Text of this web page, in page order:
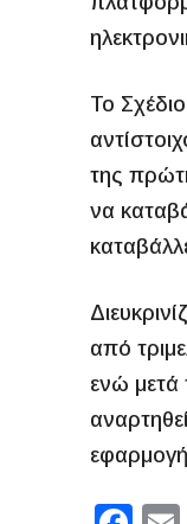
Το
της
να
από
ενώ μετά